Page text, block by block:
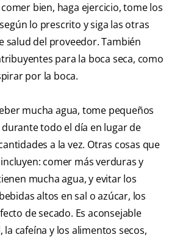
bien, haga ejercicio, tome los
lo prescrito y siga las otras
salud del proveedor. También
para la boca seca, como
por la boca.
mucha agua, tome pequeños
todo el día en lugar de
a la vez. Otras cosas que
comer más verduras y
mucha agua, y evitar los
altos en sal o azúcar, los
de secado. Es aconsejable
la cafeína y los alimentos secos,